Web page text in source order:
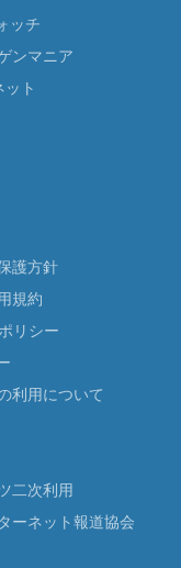
ッチ
ンマニア
ト
護方針
規約
リシー
利用について
二次利用
ーネット報道協会